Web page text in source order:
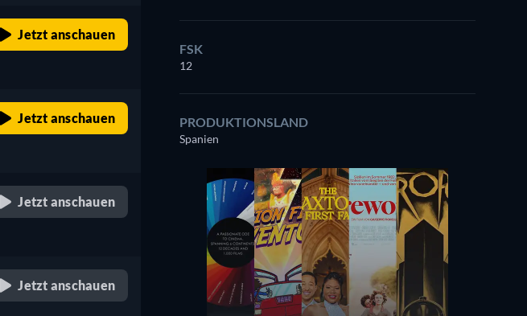
Jetzt anschauen
Jetzt anschauen
Jetzt anschauen
Jetzt anschauen
FSK
12
PRODUKTIONSLAND
Spanien